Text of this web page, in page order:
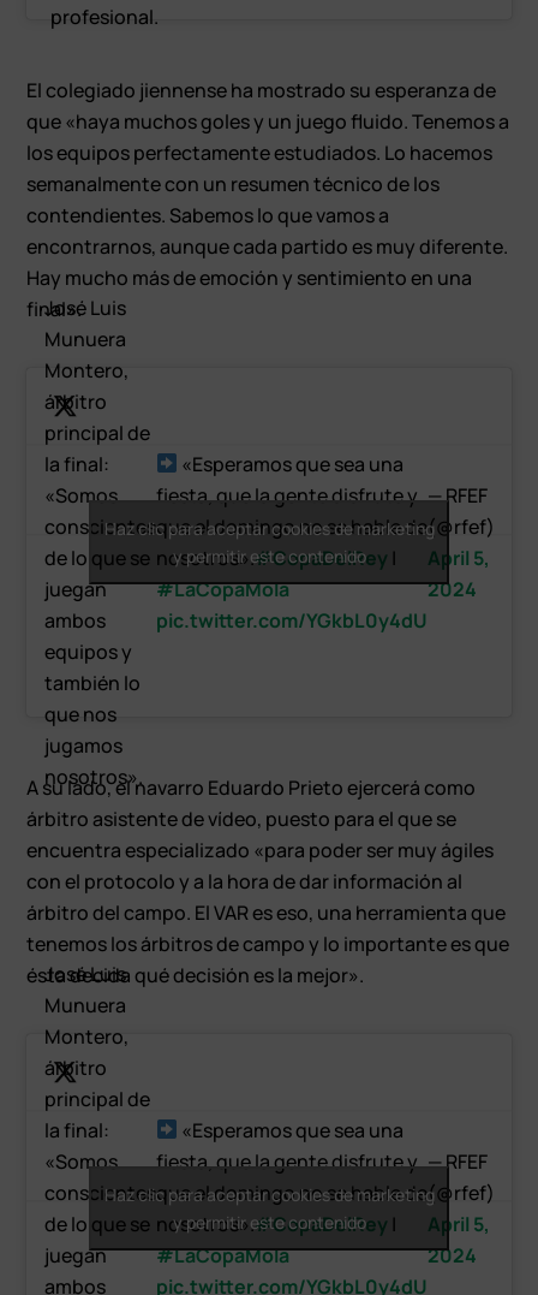
profesional.
El colegiado jiennense ha mostrado su esperanza de
que «haya muchos goles y un juego fluido. Tenemos a
los equipos perfectamente estudiados. Lo hacemos
semanalmente con un resumen técnico de los
contendientes. Sabemos lo que vamos a
encontrarnos, aunque cada partido es muy diferente.
Hay mucho más de emoción y sentimiento en una
final».
José Luis
Munuera
Montero,
árbitro
principal de
la final:
«Somos
conscientes
de lo que se
juegan
ambos
equipos y
también lo
que nos
jugamos
nosotros».
«Esperamos que sea una
fiesta, que la gente disfrute y
que el domingo no se hable de
nosotros».#CopaDelRey |
#LaCopaMola
pic.twitter.com/YGkbL0y4dU
— RFEF
(@rfef)
April 5,
2024
Haz clic para aceptar cookies de marketing
y permitir este contenido
A su lado, el navarro Eduardo Prieto ejercerá como
árbitro asistente de vídeo, puesto para el que se
encuentra especializado «para poder ser muy ágiles
con el protocolo y a la hora de dar información al
árbitro del campo. El VAR es eso, una herramienta que
tenemos los árbitros de campo y lo importante es que
ésta decida qué decisión es la mejor».
José Luis
Munuera
Montero,
árbitro
principal de
la final:
«Somos
conscientes
de lo que se
juegan
ambos
«Esperamos que sea una
fiesta, que la gente disfrute y
que el domingo no se hable de
nosotros».#CopaDelRey |
#LaCopaMola
pic.twitter.com/YGkbL0y4dU
— RFEF
(@rfef)
April 5,
2024
Haz clic para aceptar cookies de marketing
y permitir este contenido